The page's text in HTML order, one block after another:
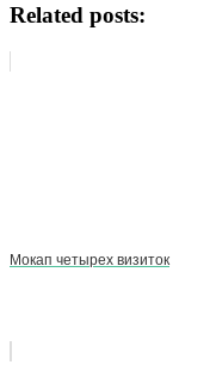
Related posts:
Мокап четырех визиток